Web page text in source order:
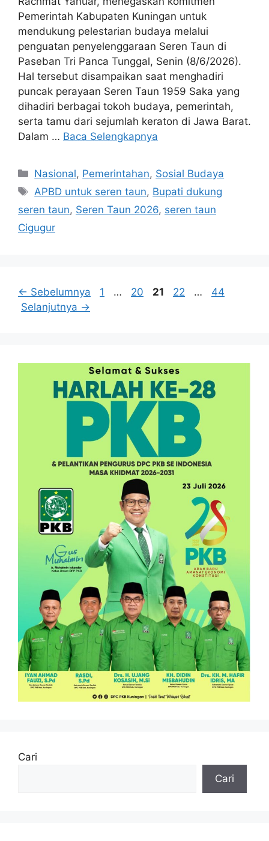
Pemerintah Kabupaten Kuningan untuk
mendukung pelestarian budaya melalui
penguatan penyelenggaraan Seren Taun di
Paseban Tri Panca Tunggal, Senin (8/6/2026).
Hal tersebut disampaikan saat menghadiri
puncak perayaan Seren Taun 1959 Saka yang
dihadiri berbagai tokoh budaya, pemerintah,
serta tamu dari sejumlah keraton di Jawa Barat.
Dalam … Baca Selengkapnya
Kategori
Nasional, Pemerintahan, Sosial Budaya
Tag
APBD untuk seren taun, Bupati dukung
seren taun, Seren Taun 2026, seren taun
Cigugur
← Sebelumnya Halaman
1 … Halaman
20 Halaman
21 Halaman
22 … Halaman
44
Selanjutnya →
Cari
Cari